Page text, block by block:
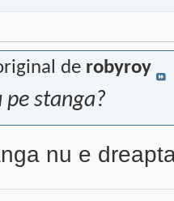
de robyroy
pe stanga?
nu e